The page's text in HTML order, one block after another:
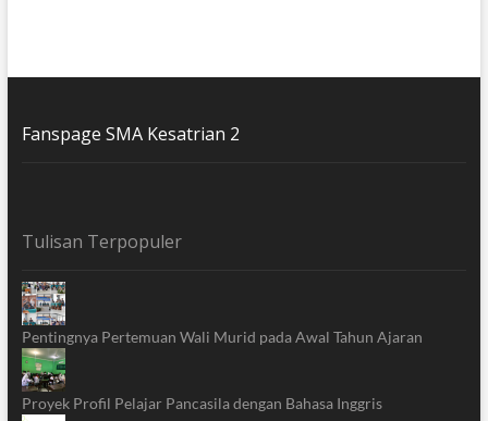
Fanspage SMA Kesatrian 2
Tulisan Terpopuler
Pentingnya Pertemuan Wali Murid pada Awal Tahun Ajaran
Proyek Profil Pelajar Pancasila dengan Bahasa Inggris